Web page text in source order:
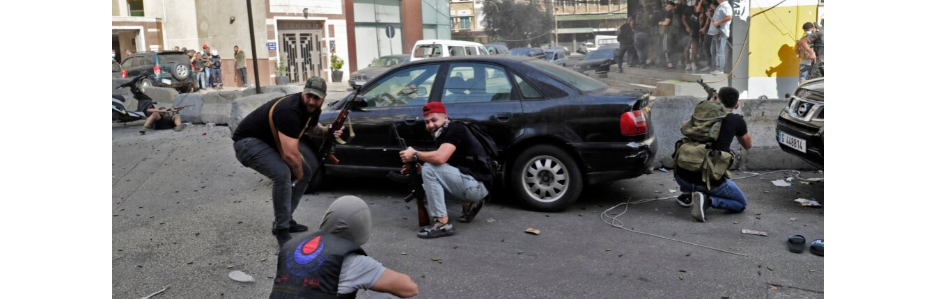
IDEALS AND INSTITUTIONS